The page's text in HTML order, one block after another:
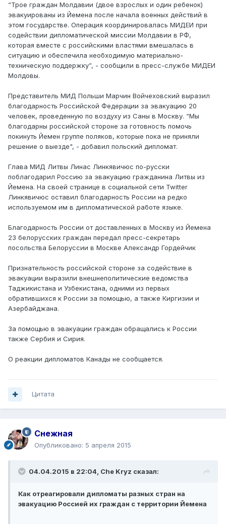
“Трое граждан Молдавии (двое взрослых и один ребенок)
эвакуированы из Йемена после начала военных действий в
этом государстве. Операция координировалась МИДЕИ при
содействии дипломатической миссии Молдавии в РФ,
которая вместе с российскими властями вмешалась в
ситуацию и обеспечила необходимую материально-
техническую поддержку”, - сообщили в пресс-службе МИДЕИ
Молдовы.
Представитель МИД Польши Марчин Войчеховский выразил
благодарность Российской Федерации за эвакуацию 20
человек, проведенную по воздуху из Саны в Москву. “Мы
благодарны российской стороне за готовность помочь
покинуть Йемен группе поляков, которые пока не приняли
решение о выезде", - добавил польский дипломат.
Глава МИД Литвы Линас Линкявичюс по-русски
поблагодарил Россию за эвакуацию гражданина Литвы из
Йемена. На своей странице в социальной сети Twitter
Линкявичюс оставил благодарность России на редко
используемом им в дипломатической работе языке.
Благодарность России от доставленных в Москву из Йемена
23 белорусских граждан передал пресс-секретарь
посольства Белоруссии в Москве Александр Гордейчик
Признательность российской стороне за содействие в
эвакуации выразили внешнеполитические ведомства
Таджикистана и Узбекистана, одними из первых
обратившихся к России за помощью, а также Киргизии и
Азербайджана.
За помощью в эвакуации граждан обращались к России
также Сербия и Сирия.
О реакции дипломатов Канады не сообщается.
Цитата
Снежная
Опубликовано: 5 апреля 2015
04.04.2015 в 22:04, Che Kryz сказал:
Как отреагировали дипломаты разных стран на
эвакуацию Россией их граждан с территории Йемена